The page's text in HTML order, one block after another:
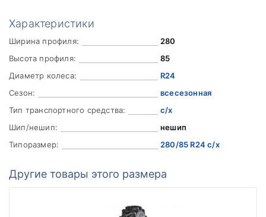
Характеристики
Ширина профиля:
280
Высота профиля:
85
Диаметр колеса:
R24
Сезон:
всесезонная
Тип транспортного средства:
с/х
Шип/нешип:
нешип
Типоразмер:
280/85 R24 с/х
Другие товары этого размера